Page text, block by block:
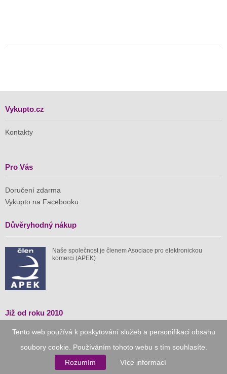
Tento web používá k poskytování služeb a personifikaci obsahu
soubory cookie. Používáním tohoto webu s tím souhlasíte.
Rozumím
Více informací
Vykupto.cz
Kontakty
Pro Vás
Doručení zdarma
Vykupto na Facebooku
Důvěryhodný nákup
Naše společnost je členem Asociace pro elektronickou
komerci (APEK)
Již od roku 2010
spuštěných nabídek
1 511 mil.